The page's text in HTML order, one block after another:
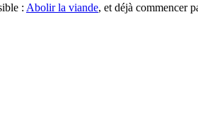
: Abolir la viande, et déjà commencer